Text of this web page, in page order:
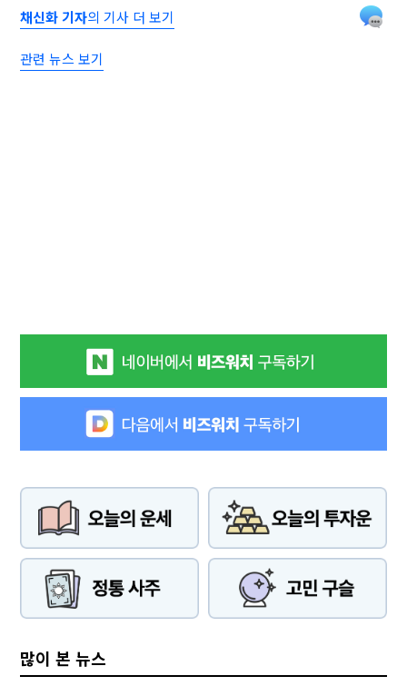
채신화 기자의 기사 더 보기
관련 뉴스 보기
많이 본 뉴스